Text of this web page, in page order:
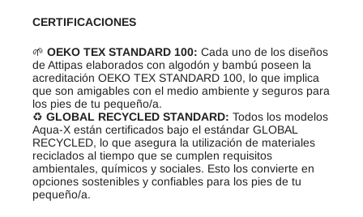
CERTIFICACIONES
🌱 OEKO TEX STANDARD 100: Cada uno de los diseños
de Attipas elaborados con algodón y bambú poseen la
acreditación OEKO TEX STANDARD 100, lo que implica
que son amigables con el medio ambiente y seguros para
los pies de tu pequeño/a.
♻️ GLOBAL RECYCLED STANDARD: Todos los modelos
Aqua-X están certificados bajo el estándar GLOBAL
RECYCLED, lo que asegura la utilización de materiales
reciclados al tiempo que se cumplen requisitos
ambientales, químicos y sociales. Esto los convierte en
opciones sostenibles y confiables para los pies de tu
pequeño/a.